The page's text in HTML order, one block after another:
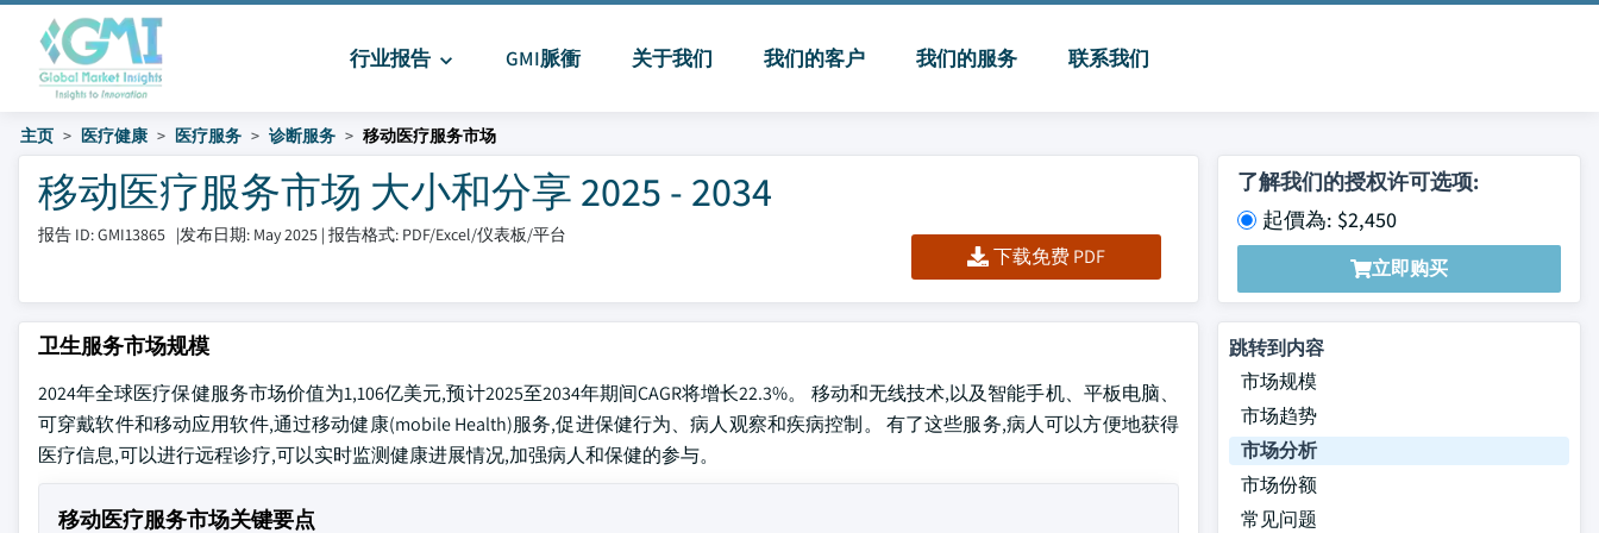
行业报告 GMI脈衝 关于我们 我们的客户 我们的服务 联系我们
主页 医疗健康 医疗服务 诊断服务 移动医疗服务市场
移动医疗服务市场 大小和分享 2025 - 2034
报告 ID: GMI13865 |发布日期: May 2025 | 报告格式: PDF/Excel/仪表板/平台
下载免费 PDF
了解我们的授权许可选项:
起價為: $2,450
立即购买
卫生服务市场规模
2024年全球医疗保健服务市场价值为1,106亿美元,预计2025至2034年期间CAGR将增长22.3%。 移动和无线技术,以及智能手机、平板电脑、
可穿戴软件和移动应用软件,通过移动健康(mobile Health)服务,促进保健行为、病人观察和疾病控制。 有了这些服务,病人可以方便地获得
医疗信息,可以进行远程诊疗,可以实时监测健康进展情况,加强病人和保健的参与。
移动医疗服务市场关键要点
跳转到内容
市场规模
市场趋势
市场分析
市场份额
常见问题